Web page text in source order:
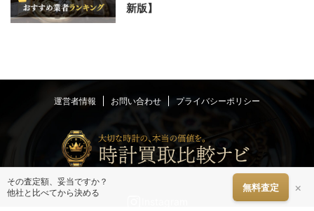
新版】
運営者情報 お問い合わせ プライバシーポリシー
その査定額、妥当ですか？
他社と比べてから決める
無料査定 ×